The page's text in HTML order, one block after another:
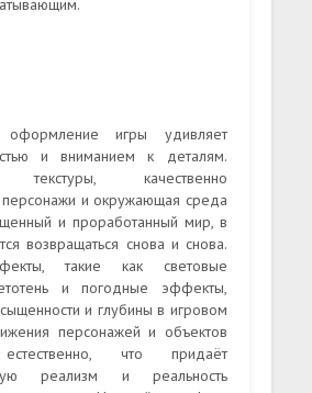
оформление игры удивляет
и вниманием к деталям.
текстуры, качественно
и окружающая среда
и проработанный мир, в
возвращаться снова и снова.
такие как световые
и погодные эффекты,
и глубины в игровом
персонажей и объектов
что придаёт
реализм и реальность